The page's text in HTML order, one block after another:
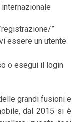
”
essere un utente
o esegui il login
grandi fusioni e
dal 2015 si è